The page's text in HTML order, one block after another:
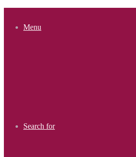
Menu
Search for